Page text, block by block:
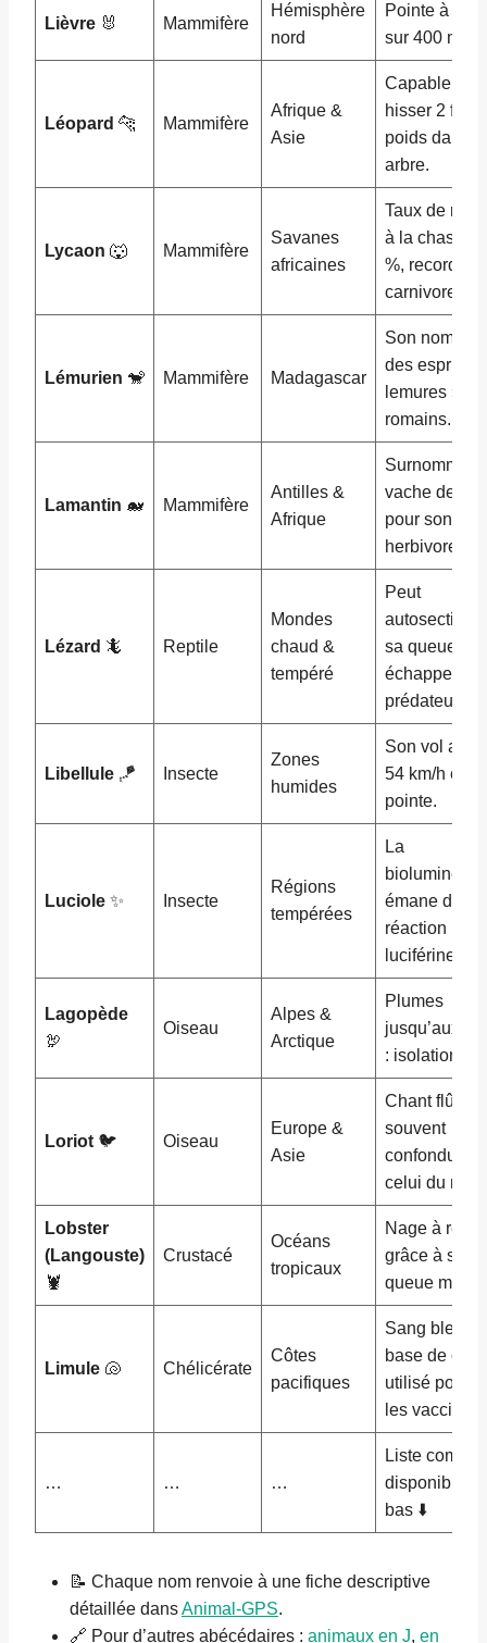
Lièvre 🐰 Mammifère
Hémisphère
nord
Pointe à 70
sur 400 m.
Léopard 🐆 Mammifère
Afrique &
Asie
Capable de
hisser 2 fois
poids dans
arbre.
Lycaon 🐺 Mammifère
Savanes
africaines
Taux de
à la chasse :
%, record
carnivores.
Lémurien 🐒 Mammifère Madagascar
Son nom
des esprits «
lemures »
romains.
Lamantin 🐋 Mammifère
Antilles &
Afrique
Surnommé «
vache de
pour son
herbivore.
Lézard 🦎 Reptile
Mondes
chaud &
tempéré
Peut
sa queue
échapper
prédateurs.
Libellule 🪁 Insecte
Zones
humides
Son vol
54 km/h en
pointe.
Luciole ✨ Insecte
Régions
tempérées
La
émane d’une
réaction
luciférine/
Lagopède
🦃
Oiseau
Alpes &
Arctique
Plumes
jusqu’aux
: isolation
Loriot 🐦 Oiseau
Europe &
Asie
Chant flûté
souvent
confondu
celui du
Lobster
(Langouste)
🦞
Crustacé
Océans
tropicaux
Nage à
grâce à sa
queue
Limule 🐚 Chélicérate
Côtes
pacifiques
Sang bleu à
base de
utilisé pour
les vaccins.
… … …
Liste
disponible
bas ⬇️
📝 Chaque nom renvoie à une fiche descriptive
détaillée dansAnimal-GPS.
🔗 Pour d’autres abécédaires : animaux en J, en